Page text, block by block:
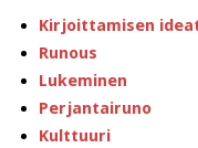
Kirjoittamisen
Runous
Lukeminen
Perjantairuno
Kulttuuri